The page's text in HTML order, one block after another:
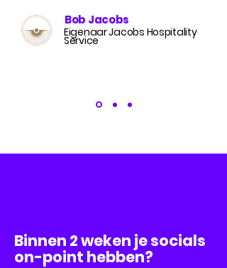
Bob Jacobs
Eigenaar Jacobs Hospitality
Service
Binnen 2 weken je socials
on-point hebben?